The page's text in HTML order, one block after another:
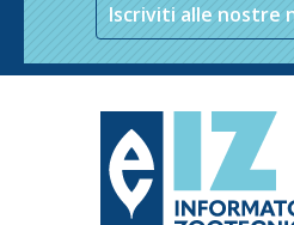
Iscriviti alle nostre